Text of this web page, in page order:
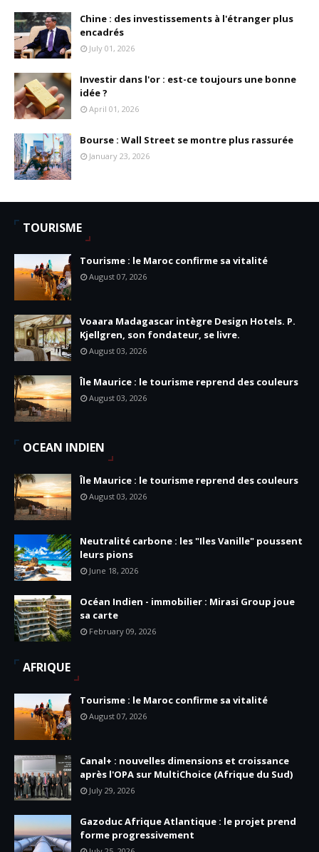
Chine : des investissements à l'étranger plus
encadrés
July 01, 2026
Investir dans l'or : est-ce toujours une bonne
idée ?
April 01, 2026
Bourse : Wall Street se montre plus rassurée
January 23, 2026
TOURISME
Tourisme : le Maroc confirme sa vitalité
August 07, 2026
Voaara Madagascar intègre Design Hotels. P.
Kjellgren, son fondateur, se livre.
August 03, 2026
Île Maurice : le tourisme reprend des couleurs
August 03, 2026
OCEAN INDIEN
Île Maurice : le tourisme reprend des couleurs
August 03, 2026
Neutralité carbone : les "Iles Vanille" poussent
leurs pions
June 18, 2026
Océan Indien - immobilier : Mirasi Group joue
sa carte
February 09, 2026
AFRIQUE
Tourisme : le Maroc confirme sa vitalité
August 07, 2026
Canal+ : nouvelles dimensions et croissance
après l'OPA sur MultiChoice (Afrique du Sud)
July 29, 2026
Gazoduc Afrique Atlantique : le projet prend
forme progressivement